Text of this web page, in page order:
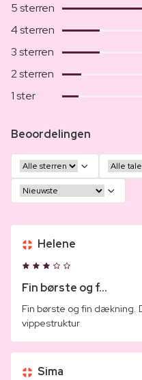
5 sterren
4 sterren
3 sterren
2 sterren
1 ster
Beoordelingen
Helene
Fin børste og f...
Fin børste og fin dækning.
vippestruktur
Sima